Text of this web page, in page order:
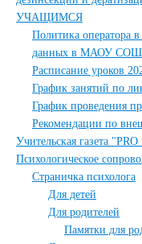
УЧАЩИМСЯ
Политика оператора
данных в МАОУ СОШ
Расписание уроков
График занятий по
График проведения
Рекомендации по
Учительская газета
Психологическое
Страничка психолога
Для детей
Для родителей
Памятки для